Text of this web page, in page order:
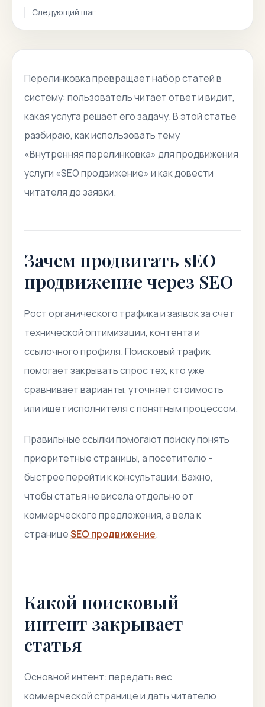
Следующий шаг
Перелинковка превращает набор статей в
систему: пользователь читает ответ и видит,
какая услуга решает его задачу. В этой статье
разбираю, как использовать тему
«Внутренняя перелинковка» для продвижения
услуги «SEO продвижение» и как довести
читателя до заявки.
Зачем продвигать sEO
продвижение через SEO
Рост органического трафика и заявок за счет
технической оптимизации, контента и
ссылочного профиля. Поисковый трафик
помогает закрывать спрос тех, кто уже
сравнивает варианты, уточняет стоимость
или ищет исполнителя с понятным процессом.
Правильные ссылки помогают поиску понять
приоритетные страницы, а посетителю -
быстрее перейти к консультации. Важно,
чтобы статья не висела отдельно от
коммерческого предложения, а вела к
страницеSEO продвижение.
Какой поисковый
интент закрывает
статья
Основной интент: передать вес
коммерческой странице и дать читателю